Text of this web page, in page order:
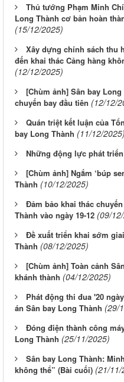
Thủ tướng Phạm Minh
Long Thành cơ bản hoàn
(15/12/2025)
Xây dựng chính sách thu
đến khai thác Cảng hàng
(12/12/2025)
[Chùm ảnh] Sân bay Long
chuyến bay đầu tiên (12/12/
Quán triệt kết luận của
bay Long Thành (11/12/2025)
Những động lực phát
[Chùm ảnh] Ngắm ‘búp
Thành (10/12/2025)
Đảm bảo khai thác
Thành vào ngày 19-12 (09/
Đề xuất triển khai sớm
Thành (08/12/2025)
[Chùm ảnh] Toàn cảnh
khánh thành (04/12/2025)
Phát động thi đua '20
án Sân bay Long Thành (29/
Đóng điện thành công
Long Thành (25/11/2025)
Sân bay Long Thành:
không thể” (Bài cuối) (21/11/